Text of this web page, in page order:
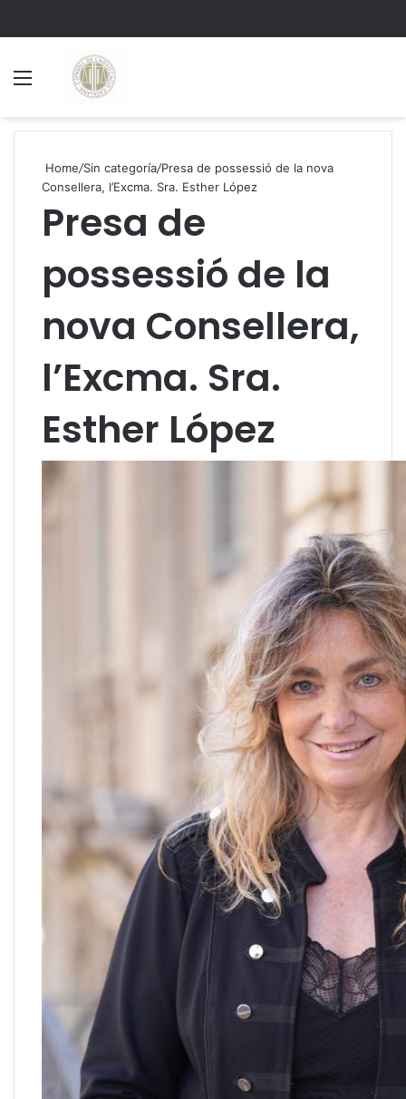
Home/Sin categoría/Presa de possessió de la nova
Consellera, l’Excma. Sra. Esther López
Presa de
possessió de la
nova Consellera,
l’Excma. Sra.
Esther López